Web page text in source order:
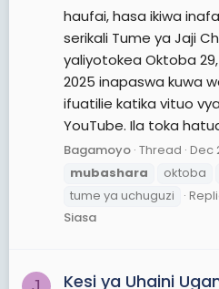
haufai, hasa ikiwa
serikali Tume ya Jaji
yaliyotokea Oktoba
2025 inapaswa kuwa
ifuatilie katika vituo
YouTube. Ila toka
Bagamoyo Thread Dec
mubashara
oktoba
tume ya uchuguzi
Siasa
Kesi ya Uhaini